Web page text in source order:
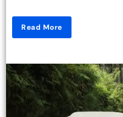
Read More